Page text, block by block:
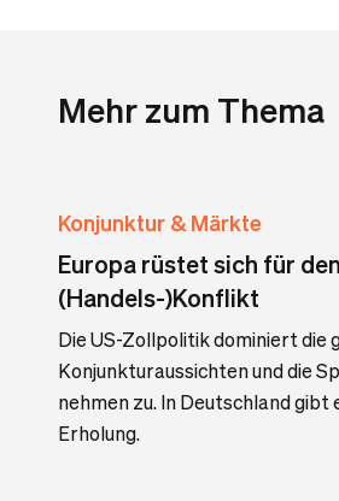
Mehr zum Thema
Konjunktur & Märkte
Europa rüstet sich für den
(Handels-)Konflikt
Die US-Zollpolitik dominiert die
Konjunkturaussichten und die
nehmen zu. In Deutschland gibt
Erholung.